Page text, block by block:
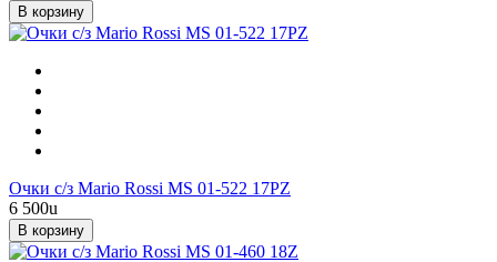
В корзину
Очки с/з Mario Rossi MS 01-522 17PZ
6 500u
В корзину